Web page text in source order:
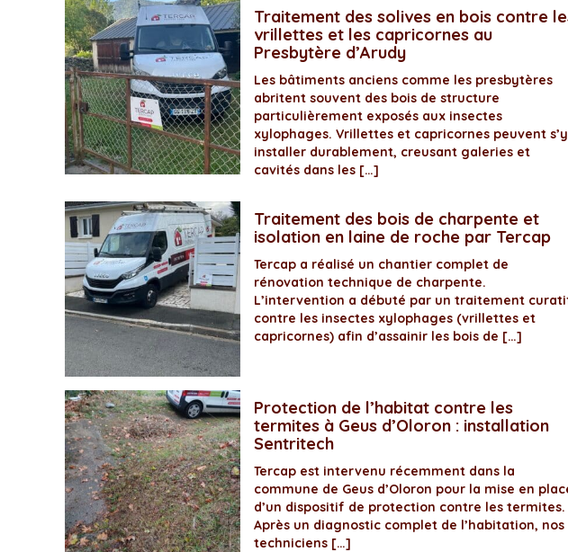
Traitement des solives en bois contre
vrillettes et les capricornes au
Presbytère d’Arudy
Les bâtiments anciens comme les presbytères
abritent souvent des bois de structure
particulièrement exposés aux insectes
xylophages. Vrillettes et capricornes peuvent s’y
installer durablement, creusant galeries et
cavités dans les […]
Traitement des bois de charpente et
isolation en laine de roche par Tercap
Tercap a réalisé un chantier complet de
rénovation technique de charpente.
L’intervention a débuté par un traitement
contre les insectes xylophages (vrillettes et
capricornes) afin d’assainir les bois de […]
Protection de l’habitat contre les
termites à Geus d’Oloron : installation
Sentritech
Tercap est intervenu récemment dans la
commune de Geus d’Oloron pour la mise en
d’un dispositif de protection contre les termites.
Après un diagnostic complet de l’habitation, nos
techniciens […]